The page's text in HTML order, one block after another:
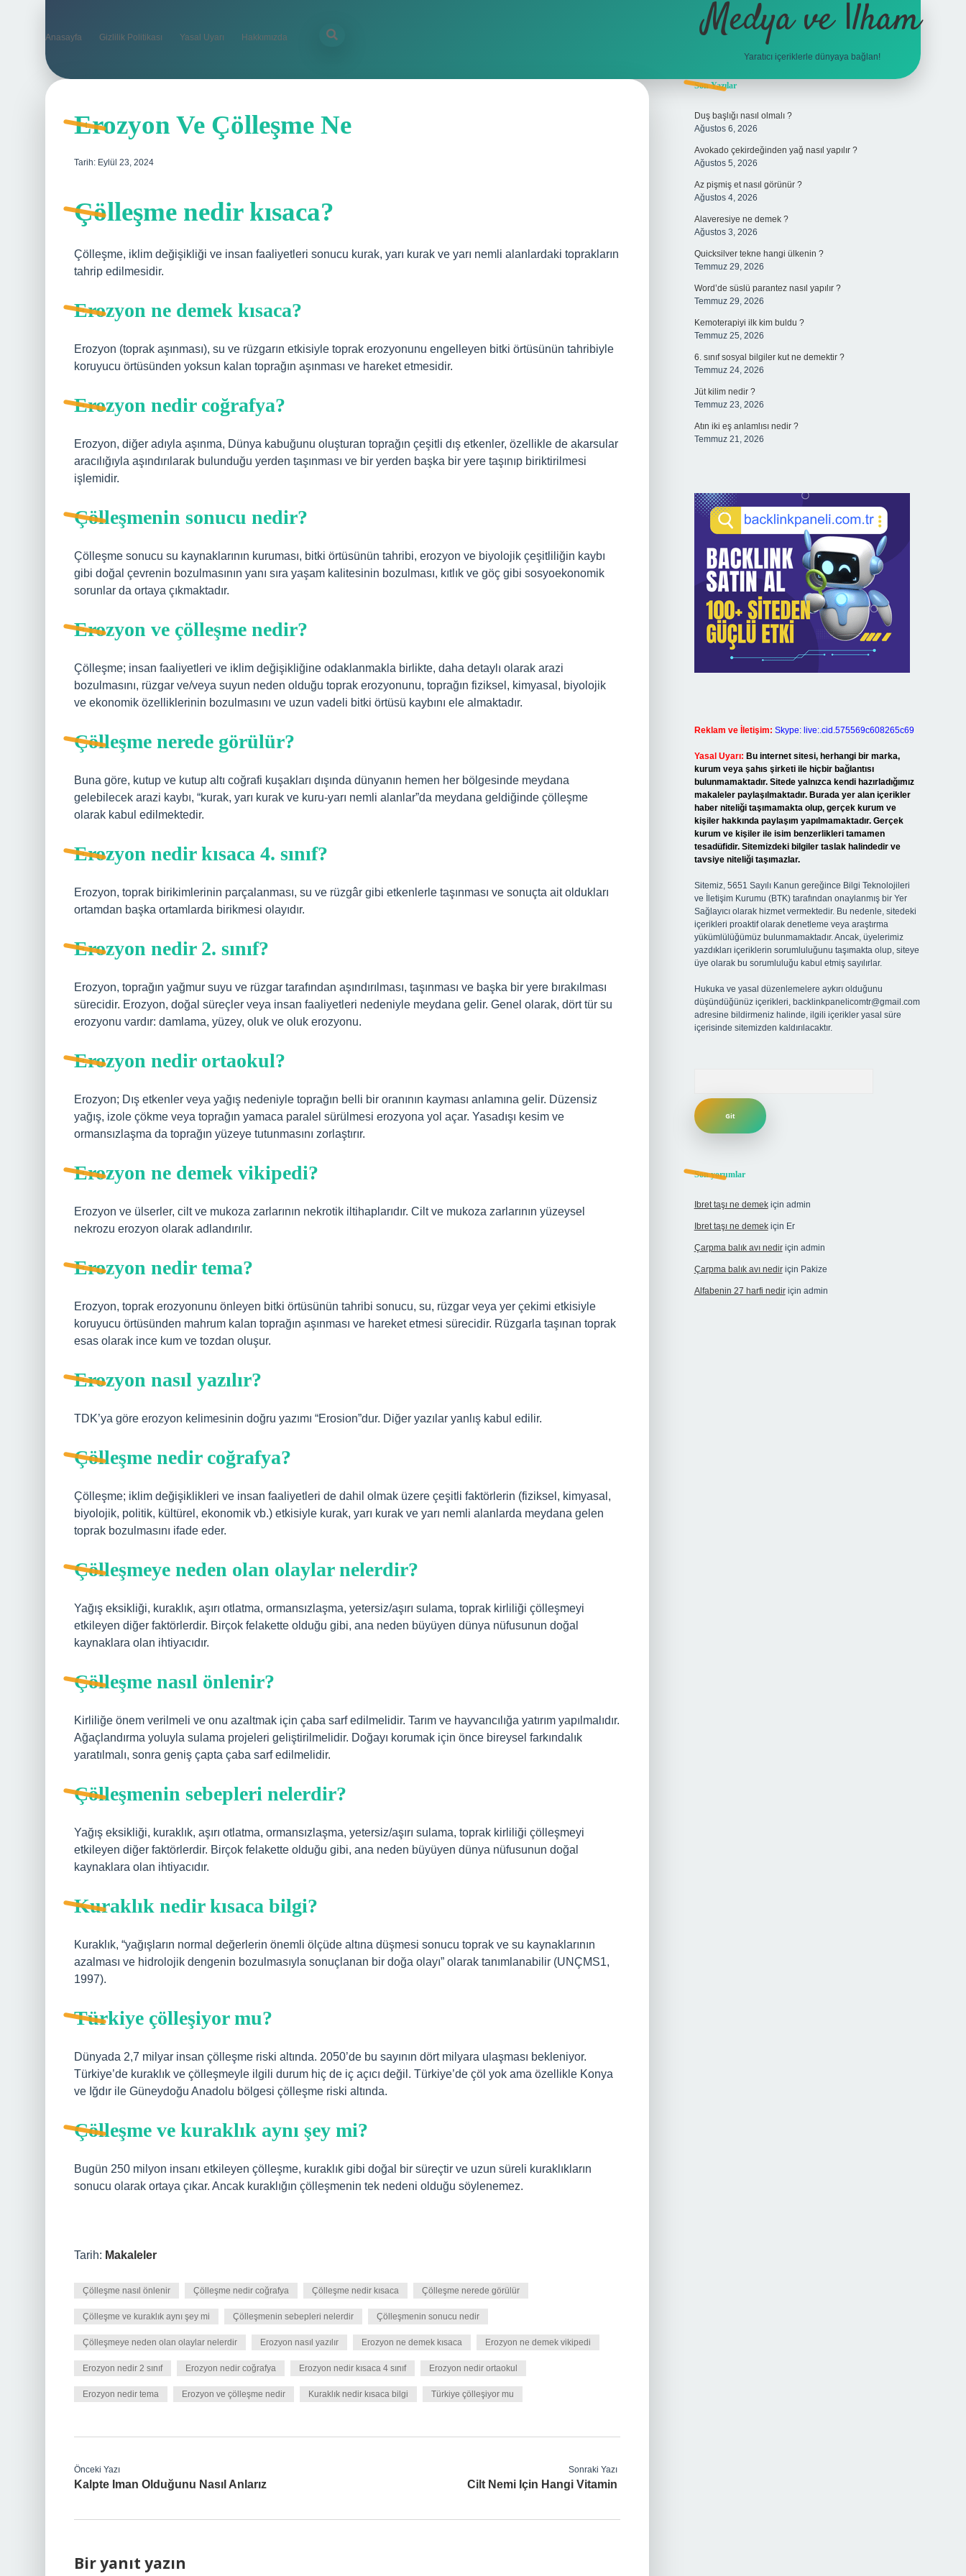
Anasayfa Gizlilik Politikası Yasal Uyarı Hakkımızda Medya ve İlham
Yaratıcı içeriklerle dünyaya bağlan!
Erozyon Ve Çölleşme Ne
Tarih: Eylül 23, 2024
Çölleşme nedir kısaca?
Çölleşme, iklim değişikliği ve insan faaliyetleri sonucu kurak, yarı kurak ve yarı nemli alanlardaki toprakların
tahrip edilmesidir.
Erozyon ne demek kısaca?
Erozyon (toprak aşınması), su ve rüzgarın etkisiyle toprak erozyonunu engelleyen bitki örtüsünün tahribiyle
koruyucu örtüsünden yoksun kalan toprağın aşınması ve hareket etmesidir.
Erozyon nedir coğrafya?
Erozyon, diğer adıyla aşınma, Dünya kabuğunu oluşturan toprağın çeşitli dış etkenler, özellikle de akarsular
aracılığıyla aşındırılarak bulunduğu yerden taşınması ve bir yerden başka bir yere taşınıp biriktirilmesi
işlemidir.
Çölleşmenin sonucu nedir?
Çölleşme sonucu su kaynaklarının kuruması, bitki örtüsünün tahribi, erozyon ve biyolojik çeşitliliğin kaybı
gibi doğal çevrenin bozulmasının yanı sıra yaşam kalitesinin bozulması, kıtlık ve göç gibi sosyoekonomik
sorunlar da ortaya çıkmaktadır.
Erozyon ve çölleşme nedir?
Çölleşme; insan faaliyetleri ve iklim değişikliğine odaklanmakla birlikte, daha detaylı olarak arazi
bozulmasını, rüzgar ve/veya suyun neden olduğu toprak erozyonunu, toprağın fiziksel, kimyasal, biyolojik
ve ekonomik özelliklerinin bozulmasını ve uzun vadeli bitki örtüsü kaybını ele almaktadır.
Çölleşme nerede görülür?
Buna göre, kutup ve kutup altı coğrafi kuşakları dışında dünyanın hemen her bölgesinde meydana
gelebilecek arazi kaybı, “kurak, yarı kurak ve kuru-yarı nemli alanlar”da meydana geldiğinde çölleşme
olarak kabul edilmektedir.
Erozyon nedir kısaca 4. sınıf?
Erozyon, toprak birikimlerinin parçalanması, su ve rüzgâr gibi etkenlerle taşınması ve sonuçta ait oldukları
ortamdan başka ortamlarda birikmesi olayıdır.
Erozyon nedir 2. sınıf?
Erozyon, toprağın yağmur suyu ve rüzgar tarafından aşındırılması, taşınması ve başka bir yere bırakılması
sürecidir. Erozyon, doğal süreçler veya insan faaliyetleri nedeniyle meydana gelir. Genel olarak, dört tür su
erozyonu vardır: damlama, yüzey, oluk ve oluk erozyonu.
Erozyon nedir ortaokul?
Erozyon; Dış etkenler veya yağış nedeniyle toprağın belli bir oranının kayması anlamına gelir. Düzensiz
yağış, izole çökme veya toprağın yamaca paralel sürülmesi erozyona yol açar. Yasadışı kesim ve
ormansızlaşma da toprağın yüzeye tutunmasını zorlaştırır.
Erozyon ne demek vikipedi?
Erozyon ve ülserler, cilt ve mukoza zarlarının nekrotik iltihaplarıdır. Cilt ve mukoza zarlarının yüzeysel
nekrozu erozyon olarak adlandırılır.
Erozyon nedir tema?
Erozyon, toprak erozyonunu önleyen bitki örtüsünün tahribi sonucu, su, rüzgar veya yer çekimi etkisiyle
koruyucu örtüsünden mahrum kalan toprağın aşınması ve hareket etmesi sürecidir. Rüzgarla taşınan toprak
esas olarak ince kum ve tozdan oluşur.
Erozyon nasıl yazılır?
TDK’ya göre erozyon kelimesinin doğru yazımı “Erosion”dur. Diğer yazılar yanlış kabul edilir.
Çölleşme nedir coğrafya?
Çölleşme; iklim değişiklikleri ve insan faaliyetleri de dahil olmak üzere çeşitli faktörlerin (fiziksel, kimyasal,
biyolojik, politik, kültürel, ekonomik vb.) etkisiyle kurak, yarı kurak ve yarı nemli alanlarda meydana gelen
toprak bozulmasını ifade eder.
Çölleşmeye neden olan olaylar nelerdir?
Yağış eksikliği, kuraklık, aşırı otlatma, ormansızlaşma, yetersiz/aşırı sulama, toprak kirliliği çölleşmeyi
etkileyen diğer faktörlerdir. Birçok felakette olduğu gibi, ana neden büyüyen dünya nüfusunun doğal
kaynaklara olan ihtiyacıdır.
Çölleşme nasıl önlenir?
Kirliliğe önem verilmeli ve onu azaltmak için çaba sarf edilmelidir. Tarım ve hayvancılığa yatırım yapılmalıdır.
Ağaçlandırma yoluyla sulama projeleri geliştirilmelidir. Doğayı korumak için önce bireysel farkındalık
yaratılmalı, sonra geniş çapta çaba sarf edilmelidir.
Çölleşmenin sebepleri nelerdir?
Yağış eksikliği, kuraklık, aşırı otlatma, ormansızlaşma, yetersiz/aşırı sulama, toprak kirliliği çölleşmeyi
etkileyen diğer faktörlerdir. Birçok felakette olduğu gibi, ana neden büyüyen dünya nüfusunun doğal
kaynaklara olan ihtiyacıdır.
Kuraklık nedir kısaca bilgi?
Kuraklık, “yağışların normal değerlerin önemli ölçüde altına düşmesi sonucu toprak ve su kaynaklarının
azalması ve hidrolojik dengenin bozulmasıyla sonuçlanan bir doğa olayı” olarak tanımlanabilir (UNÇMS1,
1997).
Türkiye çölleşiyor mu?
Dünyada 2,7 milyar insan çölleşme riski altında. 2050’de bu sayının dört milyara ulaşması bekleniyor.
Türkiye’de kuraklık ve çölleşmeyle ilgili durum hiç de iç açıcı değil. Türkiye’de çöl yok ama özellikle Konya
ve Iğdır ile Güneydoğu Anadolu bölgesi çölleşme riski altında.
Çölleşme ve kuraklık aynı şey mi?
Bugün 250 milyon insanı etkileyen çölleşme, kuraklık gibi doğal bir süreçtir ve uzun süreli kuraklıkların
sonucu olarak ortaya çıkar. Ancak kuraklığın çölleşmenin tek nedeni olduğu söylenemez.
Tarih: Makaleler
Çölleşme nasıl önlenir Çölleşme nedir coğrafya Çölleşme nedir kısaca Çölleşme nerede görülür
Çölleşme ve kuraklık aynı şey mi Çölleşmenin sebepleri nelerdir Çölleşmenin sonucu nedir
Çölleşmeye neden olan olaylar nelerdir Erozyon nasıl yazılır Erozyon ne demek kısaca Erozyon ne demek vikipedi
Erozyon nedir 2 sınıf Erozyon nedir coğrafya Erozyon nedir kısaca 4 sınıf Erozyon nedir ortaokul
Erozyon nedir tema Erozyon ve çölleşme nedir Kuraklık nedir kısaca bilgi Türkiye çölleşiyor mu
Önceki Yazı
Kalpte Iman Olduğunu Nasıl Anlarız
Sonraki Yazı
Cilt Nemi Için Hangi Vitamin
Bir yanıt yazın
Sidebar
Son Yazılar
Duş başlığı nasıl olmalı ?
Ağustos 6, 2026
Avokado çekirdeğinden yağ nasıl yapılır ?
Ağustos 5, 2026
Az pişmiş et nasıl görünür ?
Ağustos 4, 2026
Alaveresiye ne demek ?
Ağustos 3, 2026
Quicksilver tekne hangi ülkenin ?
Temmuz 29, 2026
Word’de süslü parantez nasıl yapılır ?
Temmuz 29, 2026
Kemoterapiyi ilk kim buldu ?
Temmuz 25, 2026
6. sınıf sosyal bilgiler kut ne demektir ?
Temmuz 24, 2026
Jüt kilim nedir ?
Temmuz 23, 2026
Atın iki eş anlamlısı nedir ?
Temmuz 21, 2026
Reklam ve İletişim: Skype: live:.cid.575569c608265c69
Yasal Uyarı: Bu internet sitesi, herhangi bir marka,
kurum veya şahıs şirketi ile hiçbir bağlantısı
bulunmamaktadır. Sitede yalnızca kendi hazırladığımız
makaleler paylaşılmaktadır. Burada yer alan içerikler
haber niteliği taşımamakta olup, gerçek kurum ve
kişiler hakkında paylaşım yapılmamaktadır. Gerçek
kurum ve kişiler ile isim benzerlikleri tamamen
tesadüfidir. Sitemizdeki bilgiler taslak halindedir ve
tavsiye niteliği taşımazlar.
Sitemiz, 5651 Sayılı Kanun gereğince Bilgi Teknolojileri
ve İletişim Kurumu (BTK) tarafından onaylanmış bir Yer
Sağlayıcı olarak hizmet vermektedir. Bu nedenle, sitedeki
içerikleri proaktif olarak denetleme veya araştırma
yükümlülüğümüz bulunmamaktadır. Ancak, üyelerimiz
yazdıkları içeriklerin sorumluluğunu taşımakta olup, siteye
üye olarak bu sorumluluğu kabul etmiş sayılırlar.
Hukuka ve yasal düzenlemelere aykırı olduğunu
düşündüğünüz içerikleri, backlinkpanelicomtr@gmail.com
adresine bildirmeniz halinde, ilgili içerikler yasal süre
içerisinde sitemizden kaldırılacaktır.
Son yorumlar
Ibret taşı ne demekiçin admin
Ibret taşı ne demekiçin Er
Çarpma balık avı nediriçin admin
Çarpma balık avı nediriçin Pakize
Alfabenin 27 harfi nediriçin admin